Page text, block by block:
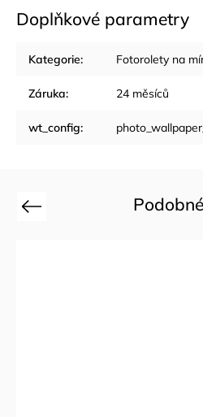
Doplňkové parametry
Kategorie: Fotorolety na
Záruka: 24 měsíců
wt_config:
Previous